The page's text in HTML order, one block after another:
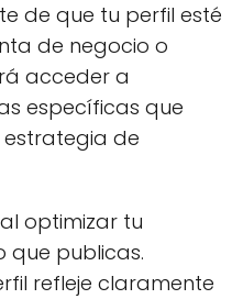
de que tu perfil esté
de negocio o
acceder a
específicas que
de
optimizar tu
que publicas.
refleje claramente